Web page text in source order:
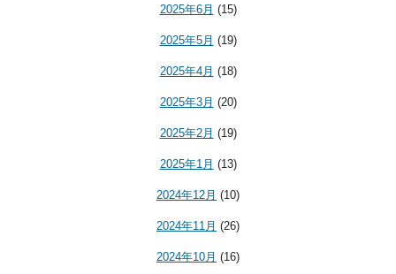
2025年6月 (15)
2025年5月 (19)
2025年4月 (18)
2025年3月 (20)
2025年2月 (19)
2025年1月 (13)
2024年12月 (10)
2024年11月 (26)
2024年10月 (16)